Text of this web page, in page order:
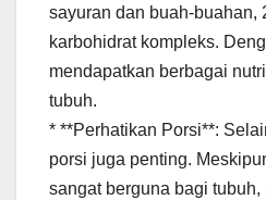
sayuran dan buah-buahan,
karbohidrat kompleks.
mendapatkan berbagai
tubuh.
* **Perhatikan Porsi**:
porsi juga penting.
sangat berguna bagi